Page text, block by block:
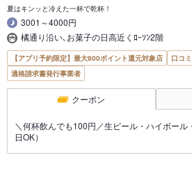
夏はキンッと冷えた一杯で乾杯！
3001～4000円
橘通り沿い､お菓子の日高近くﾛｰｿﾝ2階
【アプリ予約限定】最大800ポイント還元対象店
口コ
適格請求書発行事業者
クーポン
＼何杯飲んでも100円／生ビール・ハイボール
日OK）